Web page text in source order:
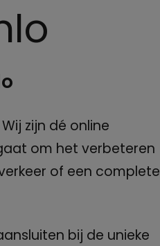
Wij zijn dé online
om het verbeteren
of een complete
bij de unieke